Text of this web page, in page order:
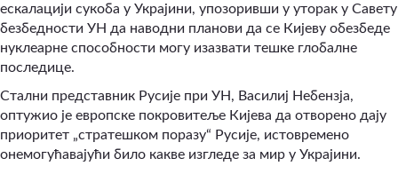
ескалацији сукоба у Украјини, упозоривши у уторак у Савету
безбедности УН да наводни планови да се Кијеву обезбеде
нуклеарне способности могу изазвати тешке глобалне
последице.
Стални представник Русије при УН, Василиј Небензја,
оптужио је европске покровитеље Кијева да отворено дају
приоритет „стратешком поразу“ Русије, истовремено
онемогућавајући било какве изгледе за мир у Украјини.